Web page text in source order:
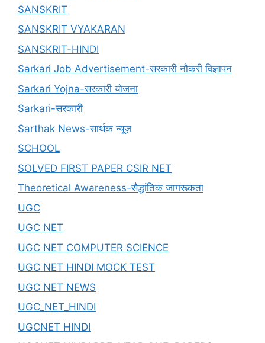
SANSKRIT
SANSKRIT VYAKARAN
SANSKRIT-HINDI
Sarkari Job Advertisement-सरकारी नौकरी विज्ञापन
Sarkari Yojna-सरकारी योजना
Sarkari-सरकारी
Sarthak News-सार्थक न्यूज़
SCHOOL
SOLVED FIRST PAPER CSIR NET
Theoretical Awareness-सैद्धांतिक जागरूकता
UGC
UGC NET
UGC NET COMPUTER SCIENCE
UGC NET HINDI MOCK TEST
UGC NET NEWS
UGC_NET_HINDI
UGCNET HINDI